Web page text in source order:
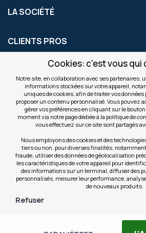
Cookies: c'est vous qui
Notre site, en collaboration avec ses partenaires,
informations stockées sur votre appareil,
uniques de cookies, afin de traiter vos
proposer un contenu personnalisé. Vous pouvez
gérer vos préférences en cliquant sur le
moment via notre page dédiée à la politique de
vous effectuez sur ce site sont partagés
Nous employons des cookies et des
tiers ou non, pour diverses finalités,
fraude, utiliser des données de géolocalisation
les caractéristiques de votre appareil pour
des informations sur un terminal, diffuser des
personnalisés, mesurer leur performance,
de nouveaux produits.
Refuser
LA SOCIÉTÉ
CLIENTS PROS
S'INSCRIRE AUX OFFRES
Inscription
notre
newsletter
NOS SITES